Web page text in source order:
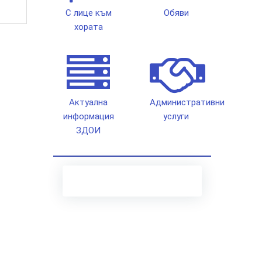
С лице към
хората
Обяви
Актуална
информация
ЗДОИ
Административни
услуги